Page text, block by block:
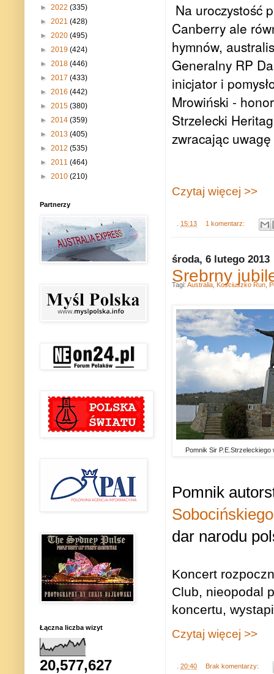
Na uroczystość
Canberry ale
hymnów,
Generalny RP
inicjator i
Mrowiński -
Strzelecki
zwracając
Czytaj więcej >>
. 15:13 1 komentarz:
środa, 6 lutego 2013
Srebrny
Pomnik Sir P.E.Strzeleckiego
Pomnik
Sobocińskiego
dar narodu
Koncert
Club, nieopodal
koncertu,
Czytaj więcej >>
20:40 Brak komentarzy:
Tagi: Australia Kosciuszko Run
► 2022 (335)
► 2021 (428)
► 2020 (495)
► 2019 (424)
► 2018 (446)
► 2017 (433)
► 2016 (442)
► 2015 (380)
► 2014 (359)
► 2013 (405)
► 2012 (535)
► 2011 (464)
► 2010 (210)
Partnerzy
Łączna liczba wizyt
20,577,627